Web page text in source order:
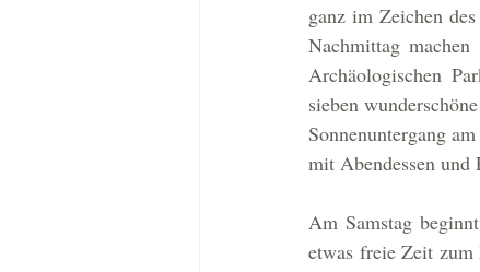
ganz im Zeichen
Nachmittag
Archäologischen
sieben
Sonnenuntergang
mit Abendessen und
Am Samstag
etwas freie Zeit zum